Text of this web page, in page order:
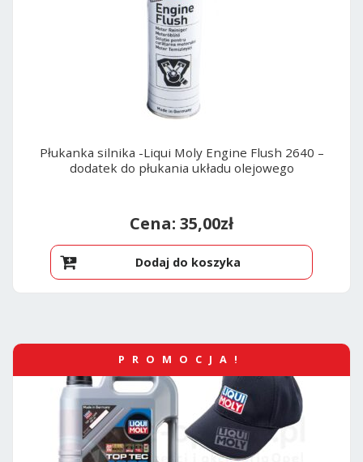
Płukanka silnika -Liqui Moly Engine Flush 2640 –
dodatek do płukania układu olejowego
35,00zł
Dodaj do koszyka
PROMOCJA!